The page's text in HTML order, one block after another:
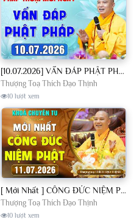
[10.07.2026] VẤN ĐÁP PHẬT PHÁP - Nghe Thầy giảng Pháp mỗi ngày CÔNG ĐỨC VÔ LƯỢNG│TT. Thích Đạo Thịnh
Thượng Toạ Thích Đạo Thịnh
10 lượt xem
[ Mới Nhất ] CÔNG ĐỨC NIỆM PHẬT - Khoá Chuyên Tu Chùa Khai Nguyên 11/07/2026 | TT. Thích Đạo Thịnh
Thượng Toạ Thích Đạo Thịnh
10 lượt xem